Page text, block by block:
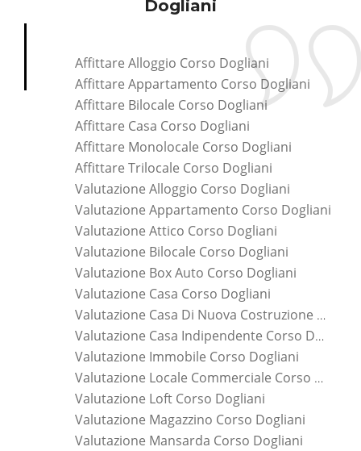
Dogliani
Affittare Alloggio Corso Dogliani
Affittare Appartamento Corso Dogliani
Affittare Bilocale Corso Dogliani
Affittare Casa Corso Dogliani
Affittare Monolocale Corso Dogliani
Affittare Trilocale Corso Dogliani
Valutazione Alloggio Corso Dogliani
Valutazione Appartamento Corso Dogliani
Valutazione Attico Corso Dogliani
Valutazione Bilocale Corso Dogliani
Valutazione Box Auto Corso Dogliani
Valutazione Casa Corso Dogliani
Valutazione Casa Di Nuova Costruzione Corso Dogliani
Valutazione Casa Indipendente Corso Dogliani
Valutazione Immobile Corso Dogliani
Valutazione Locale Commerciale Corso Dogliani
Valutazione Loft Corso Dogliani
Valutazione Magazzino Corso Dogliani
Valutazione Mansarda Corso Dogliani